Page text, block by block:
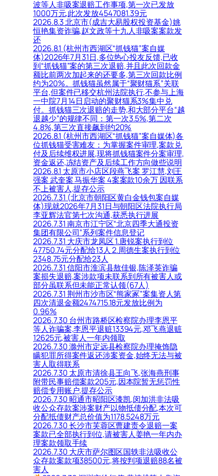
波等人非吸案退赔工作事项,第一次已发放
1000万元,此次发放4547081.39元
2026.8.3 北京市(成吉大易股权投资基金)姚
恒艳集资诈骗,赵文政等十九人非吸案案款发
还
2026.8.1 (杭州市西湖区“抓钱猫”案自媒
体)2026年7月31日,多位热心投友反馈,已收
到“抓钱猫”案的第三次退赔,并且此次回款金
额比前两次加起来的还要多,第三次回款比例
约为20%。抓钱猫虽然属于“聚财猫系”关联
平台,但案件已移交杭州法院执行,不参与上海
一中院7月14日启动的聚财猫系3%集中兑
付。抓钱猫三次退赔的走势,和大部分平台“越
退越少”的规律不同：第一次3.5%,第二次
4.8%,第三次直接飙到约20%
2026.8.1 (杭州市西湖区“抓钱猫”案自媒体)各
位抓钱猫受害难友：为掌握案件审理,案款兑
付及后续维权进展,现将抓钱猫案件分案审理,
资金返还,冻结资产及后续工作方向做些说明
2026.8.1 太原市小店区段燕飞案 罗江慧,刘王
强案 武奎案 马振华案 4案案款10余万 因联系
不上被害人,提存公示
2026.7.31 (北京市朝阳区黄白金钱包案自媒
体)现就2026年7月31日与朝阳区法院执行局
李亚辉法官第七次沟通,获悉执行进展
2026.7.31 南京市江宁区“北京四季大通投资
集团有限公司”系列案件信息登记
2026.7.31 大庆市龙凤区 1.唐锐案执行到位
47750.74元分配给13人 2.周德生案执行到位
2348.75元分配给23人
2026.7.31 信阳市淮滨县敖佳银,陈泽英诈骗
案损失退赔,案涉款项未联系到所有被害人或
部分虽联系但未能正常认领(67人)
2026.7.31 荆州市沙市区“熊家冢”案集资人第
四次清退金额2474715.18元发放比例为
0.96%
2026.7.30 台州市路桥区检察院办理李恩平
等人诈骗案,李恩平退赃13394元,邓飞燕退赃
12625元,被害人一年内领取
2026.7.30 滁州市定远县检察院办理掩饰隐
瞒犯罪所得案件返还涉案资金,始终无法与被
害人取得联系
2026.7.30 太原市清徐县王向飞,张海燕刑事
附带民事赔偿案款205元,因本院暂无惩罚性
赔偿专用账户,提存公示
2026.7.30 昭通市昭阳区漆凯,闵加洪非法吸
收公众存款案涉案财产以物抵债分配,本次可
分配抵债财产总价值为1178.5248万元
2026.7.30 长沙市芙蓉区曹建责令退赔一案
案款已全部执行到位,请被害人姜艳一年内办
理案款领取手续
2026.7.30 大庆市萨尔图区国轶非法吸收公
众存款案款项38500元,将按判项退赔88名被
害人